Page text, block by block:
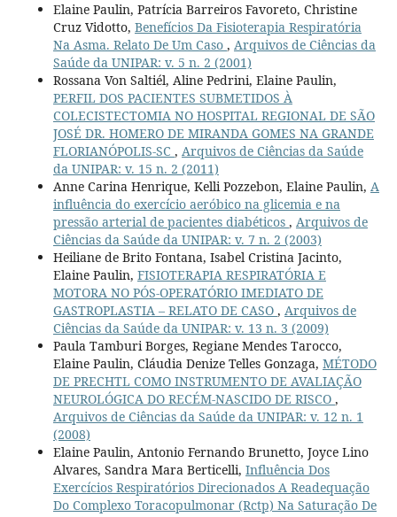
Elaine Paulin, Patrícia Barreiros Favoreto, Christine
Cruz Vidotto, Benefícios Da Fisioterapia Respiratória
Na Asma. Relato De Um Caso , Arquivos de Ciências da
Saúde da UNIPAR: v. 5 n. 2 (2001)
Rossana Von Saltiél, Aline Pedrini, Elaine Paulin,
PERFIL DOS PACIENTES SUBMETIDOS À
COLECISTECTOMIA NO HOSPITAL REGIONAL DE SÃO
JOSÉ DR. HOMERO DE MIRANDA GOMES NA GRANDE
FLORIANÓPOLIS-SC , Arquivos de Ciências da Saúde
da UNIPAR: v. 15 n. 2 (2011)
Anne Carina Henrique, Kelli Pozzebon, Elaine Paulin, A
influência do exercício aeróbico na glicemia e na
pressão arterial de pacientes diabéticos , Arquivos de
Ciências da Saúde da UNIPAR: v. 7 n. 2 (2003)
Heiliane de Brito Fontana, Isabel Cristina Jacinto,
Elaine Paulin, FISIOTERAPIA RESPIRATÓRIA E
MOTORA NO PÓS-OPERATÓRIO IMEDIATO DE
GASTROPLASTIA – RELATO DE CASO , Arquivos de
Ciências da Saúde da UNIPAR: v. 13 n. 3 (2009)
Paula Tamburi Borges, Regiane Mendes Tarocco,
Elaine Paulin, Cláudia Denize Telles Gonzaga, MÉTODO
DE PRECHTL COMO INSTRUMENTO DE AVALIAÇÃO
NEUROLÓGICA DO RECÉM-NASCIDO DE RISCO ,
Arquivos de Ciências da Saúde da UNIPAR: v. 12 n. 1
(2008)
Elaine Paulin, Antonio Fernando Brunetto, Joyce Lino
Alvares, Sandra Mara Berticelli, Influência Dos
Exercícios Respiratórios Direcionados A Readequação
Do Complexo Toracopulmonar (Rctp) Na Saturação De